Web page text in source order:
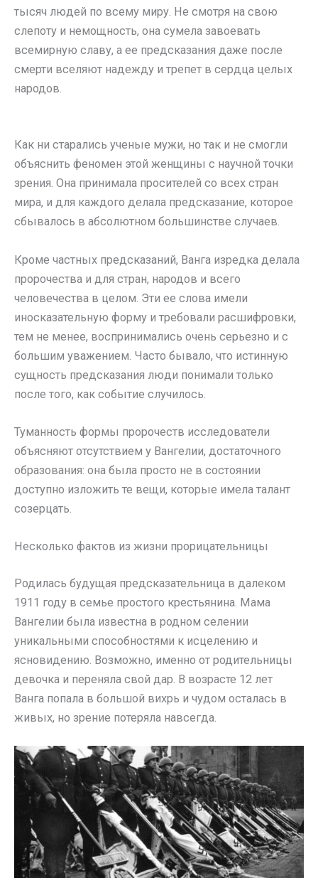
тысяч людей по всему миру. Не смотря на свою
слепоту и немощность, она сумела завоевать
всемирную славу, а ее предсказания даже после
смерти вселяют надежду и трепет в сердца целых
народов.
Как ни старались ученые мужи, но так и не смогли
объяснить феномен этой женщины с научной точки
зрения. Она принимала просителей со всех стран
мира, и для каждого делала предсказание, которое
сбывалось в абсолютном большинстве случаев.
Кроме частных предсказаний, Ванга изредка делала
пророчества и для стран, народов и всего
человечества в целом. Эти ее слова имели
иносказательную форму и требовали расшифровки,
тем не менее, воспринимались очень серьезно и с
большим уважением. Часто бывало, что истинную
сущность предсказания люди понимали только
после того, как событие случилось.
Туманность формы пророчеств исследователи
объясняют отсутствием у Вангелии, достаточного
образования: она была просто не в состоянии
доступно изложить те вещи, которые имела талант
созерцать.
Несколько фактов из жизни прорицательницы
Родилась будущая предсказательница в далеком
1911 году в семье простого крестьянина. Мама
Вангелии была известна в родном селении
уникальными способностями к исцелению и
ясновидению. Возможно, именно от родительницы
девочка и переняла свой дар. В возрасте 12 лет
Ванга попала в большой вихрь и чудом осталась в
живых, но зрение потеряла навсегда.